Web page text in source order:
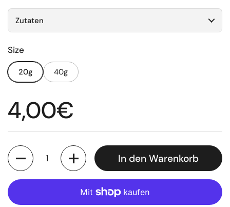
Zutaten
Size
20g 40g
Regulärer Preis
4,00€
Anzahl
In den Warenkorb